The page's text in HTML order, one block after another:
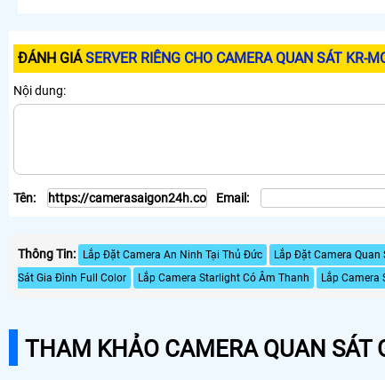
ĐÁNH GIÁSERVER RIÊNG CHO CAMERA QUAN SÁT KR-
Nội dung:
Tên: Email:
Thông Tin: Lắp Đặt Camera An Ninh Tại Thủ Đức Lắp Đặt Camera Quan
Sát Gia Đình Full Color
Lắp Camera Starlight Có Âm Thanh Lắp Camera
THAM KHẢO CAMERA QUAN SÁT